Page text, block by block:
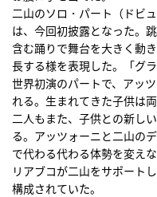
二山のソロ・パート（ドビ
は、今回初披露となった。
含む踊りで舞台を大きく動
長する様を表現した。「グ
世界初演のパートで、アッ
れる。生まれてきた子供は
二人もまた、子供との新し
る。アッツォーニと二山の
で代わる代わる体勢を変え
リアブコが二山をサポート
構成されていた。